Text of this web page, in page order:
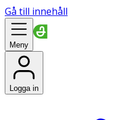
Gå till innehåll
Meny
Logga in